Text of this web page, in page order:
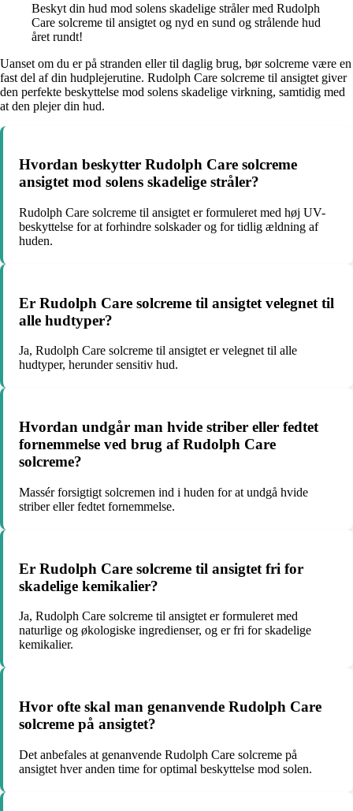
Beskyt din hud mod solens skadelige stråler med Rudolph
Care solcreme til ansigtet og nyd en sund og strålende hud
året rundt!
Uanset om du er på stranden eller til daglig brug, bør solcreme være en
fast del af din hudplejerutine. Rudolph Care solcreme til ansigtet giver
den perfekte beskyttelse mod solens skadelige virkning, samtidig med
at den plejer din hud.
Hvordan beskytter Rudolph Care solcreme
ansigtet mod solens skadelige stråler?
Rudolph Care solcreme til ansigtet er formuleret med høj UV-
beskyttelse for at forhindre solskader og for tidlig ældning af
huden.
Er Rudolph Care solcreme til ansigtet velegnet til
alle hudtyper?
Ja, Rudolph Care solcreme til ansigtet er velegnet til alle
hudtyper, herunder sensitiv hud.
Hvordan undgår man hvide striber eller fedtet
fornemmelse ved brug af Rudolph Care
solcreme?
Massér forsigtigt solcremen ind i huden for at undgå hvide
striber eller fedtet fornemmelse.
Er Rudolph Care solcreme til ansigtet fri for
skadelige kemikalier?
Ja, Rudolph Care solcreme til ansigtet er formuleret med
naturlige og økologiske ingredienser, og er fri for skadelige
kemikalier.
Hvor ofte skal man genanvende Rudolph Care
solcreme på ansigtet?
Det anbefales at genanvende Rudolph Care solcreme på
ansigtet hver anden time for optimal beskyttelse mod solen.